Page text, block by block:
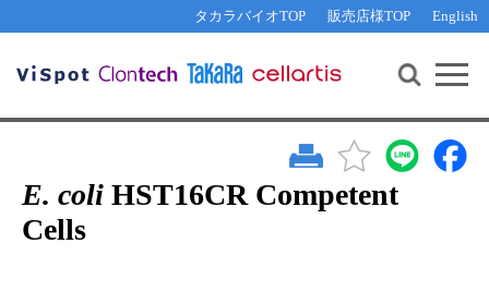
タカラバイオTOP 販売店様TOP English
機能解析・サイレンシング
核酸抽出・精製・標識
PCR・等温増幅
その他 ライセンスに関するご相談
遺伝子組換え生物該当製品
研究支援ツール
Cut-Site Navigator 制限酵素切断サイトの検索
お問い合わせ WEB会員登録
E. coli HST16CR Competent
Cells